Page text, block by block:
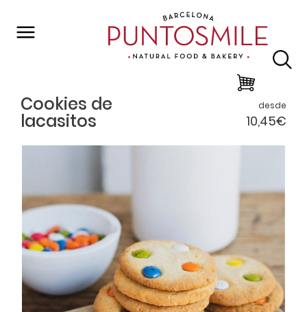
Cookies de
lacasitos
desde
10,45€